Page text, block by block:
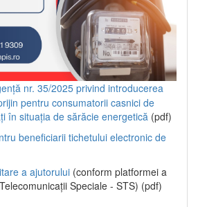
nr. 35/2025 privind introducerea
pentru consumatorii casnici de
în situația de sărăcie energetică (pdf)
beneficiarii tichetului electronic de
a ajutorului (conform platformei a
Speciale - STS) (pdf)